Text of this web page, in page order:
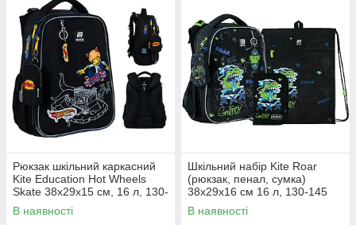
Рюкзак шкільний каркасний
Kite Education Hot Wheels
Skate 38x29x15 см, 16 л, 130-
145 см, чорний
В наявності
Шкільний набір Kite Roar
(рюкзак, пенал, сумка)
38x29x16 см 16 л, 130-145
см, SET_K24-531M-5
В наявності